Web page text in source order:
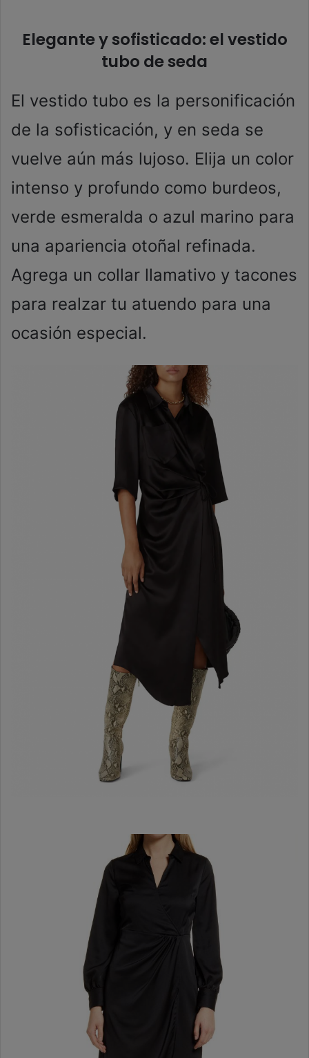
Elegante y sofisticado: el vestido
tubo de seda
El vestido tubo es la personificación
de la sofisticación, y en seda se
vuelve aún más lujoso. Elija un color
intenso y profundo como burdeos,
verde esmeralda o azul marino para
una apariencia otoñal refinada.
Agrega un collar llamativo y tacones
para realzar tu atuendo para una
ocasión especial.